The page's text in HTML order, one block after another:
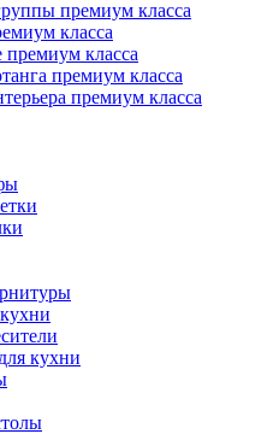
премиум класса
класса
премиум класса
премиум класса
премиум класса
кухни